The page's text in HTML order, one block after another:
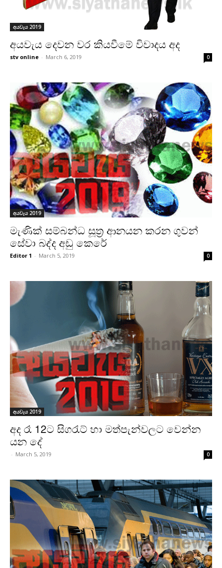
අයවැය 2019
අයවැය දෙවන වර කියවීමේ විවාදය අද
stv online - March 6, 2019 0
අයවැය 2019
මැණික් සම්බන්ධ සූත්‍ර ආනයන කරන ගුවන්
සේවා බද්ද අඩු කෙරේ
Editor 1 - March 5, 2019 0
අයවැය 2019
අද රෑ 12ට සිගරැට් හා මත්පැන්වලට වෙන්න
යන දේ
- March 5, 2019 0